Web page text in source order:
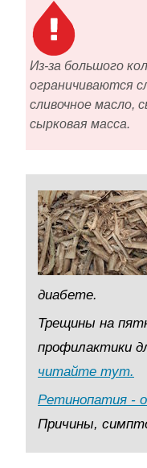
Из-за большого
ограничиваются
сливочное масло,
сырковая масса.
диабете.
Трещины на
профилактики
читайте тут.
Ретинопатия -
Причины,